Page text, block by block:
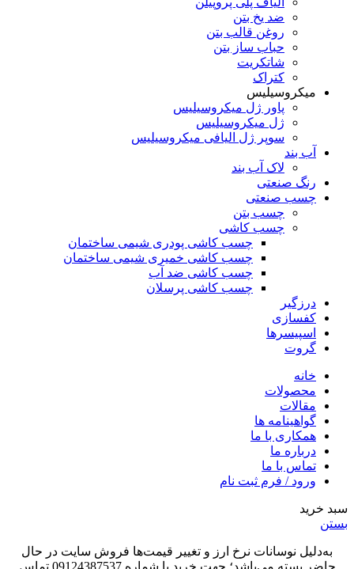
ضد یخ بتن
روغن قالب بتن
حباب ساز بتن
شاتکریت
کتراک
میکروسیلیس
پاور ژل میکروسیلیس
ژل میکروسیلیس
سوپر ژل الیافی میکروسیلیس
آب بند
لاک آب بند
رنگ صنعتی
چسب صنعتی
چسب بتن
چسب کاشی
چسب کاشی پودری شیمی ساختمان
چسب کاشی خمیری شیمی ساختمان
چسب کاشی ضد آب
چسب کاشی پرسلان
درزگیر
کفسازی
اسپیسرها
گروت
خانه
محصولات
مقالات
گواهینامه ها
همکاری با ما
درباره ما
تماس با ما
ورود / فرم ثبت نام
سبد خرید
بستن
به‌دلیل نوسانات نرخ ارز و تغییر قیمت‌ها فروش سایت در حال
حاضر بسته می‌باشد؛ جهت خرید با شماره 09124387537 تماس